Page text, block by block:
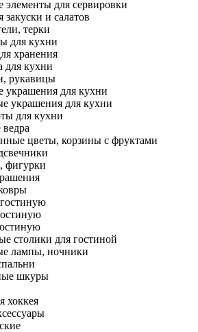
элементы для сервировки
закуски и салатов
терки
для кухни
хранения
для кухни
рукавицы
украшения для кухни
украшения для кухни
для кухни
цветы, корзины с фруктами
фигурки
столики для гостиной
лампы, ночники
шкуры
хоккея